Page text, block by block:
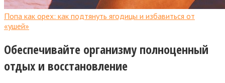
Попа как орех: как подтянуть ягодицы и избавиться от
«ушей»
Обеспечивайте организму полноценный
отдых и восстановление